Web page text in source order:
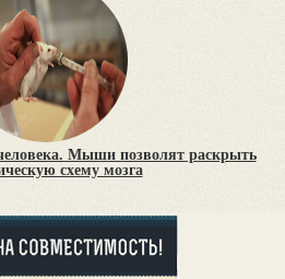
Мыши позволят раскрыть
схему мозга